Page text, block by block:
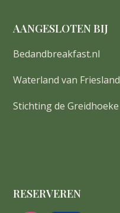
AANGESLOTEN BIJ
Bedandbreakfast.nl
Waterland van Friesland
Stichting de Greidhoeke
RESERVEREN